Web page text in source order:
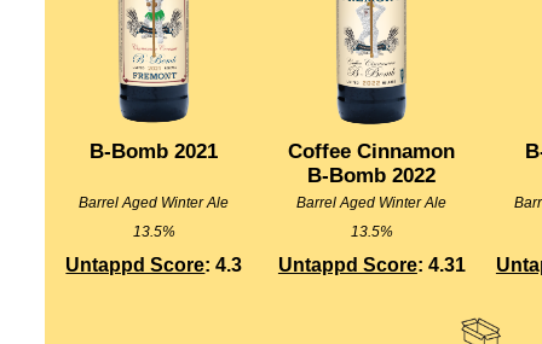
B-Bomb 2021
Barrel Aged Winter Ale
13.5%
Untappd Score: 4.3
Coffee Cinnamon
B-Bomb 2022
Barrel Aged Winter Ale
13.5%
Untappd Score: 4.31